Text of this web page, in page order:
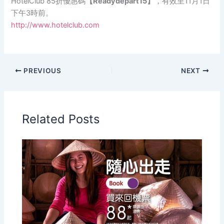
下午3時前。
http://www.hotelclub.com
PREVIOUS NEXT
Related Posts